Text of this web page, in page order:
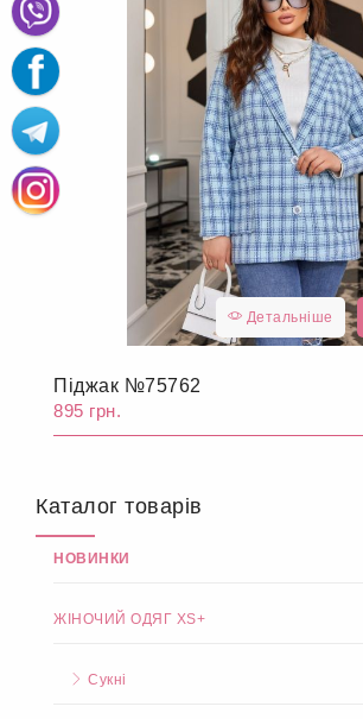
Детальніше
Піджак №75762
895 грн.
Каталог товарів
НОВИНКИ
ЖІНОЧИЙ ОДЯГ XS+
Сукні